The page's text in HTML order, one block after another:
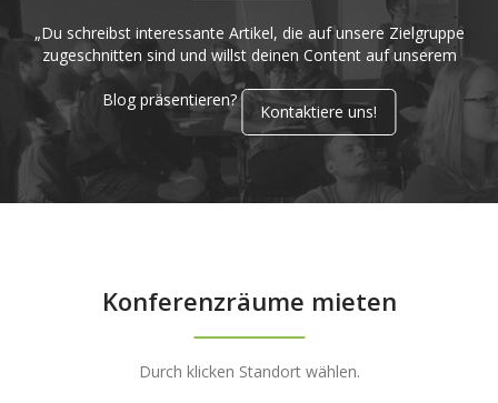
„Du schreibst interessante Artikel, die auf unsere Zielgruppe
zugeschnitten sind und willst deinen Content auf unserem
Blog präsentieren?
Kontaktiere uns!
Konferenzräume mieten
Durch klicken Standort wählen.